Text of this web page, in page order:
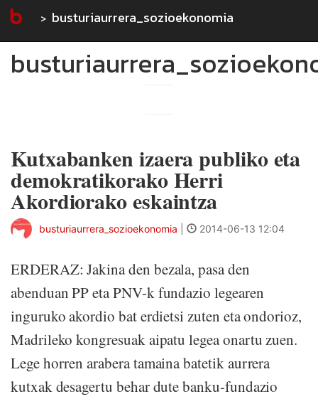
busturiaurrera_sozioekonomia
Kutxabanken izaera publiko eta
demokratikorako Herri
Akordiorako eskaintza
busturiaurrera_sozioekonomia 2014-06-13 12:04
ERDERAZ: Jakina den bezala, pasa den
abenduan PP eta PNV-k fundazio legearen
inguruko akordio bat erdietsi zuten eta ondorioz,
Madrileko kongresuak aipatu legea onartu zuen.
Lege horren arabera tamaina batetik aurrera
kutxak desagertu behar dute banku-fundazio